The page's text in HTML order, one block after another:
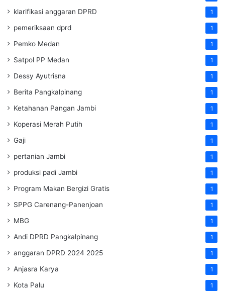
klarifikasi anggaran DPRD 1
pemeriksaan dprd 1
Pemko Medan 1
Satpol PP Medan 1
Dessy Ayutrisna 1
Berita Pangkalpinang 1
Ketahanan Pangan Jambi 1
Koperasi Merah Putih 1
Gaji 1
pertanian Jambi 1
produksi padi Jambi 1
Program Makan Bergizi Gratis 1
SPPG Carenang-Panenjoan 1
MBG 1
Andi DPRD Pangkalpinang 1
anggaran DPRD 2024 2025 1
Anjasra Karya 1
Kota Palu 1